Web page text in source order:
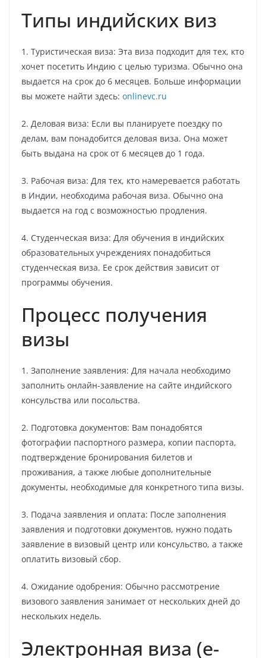
Типы индийских виз
1. Туристическая виза: Эта виза подходит для тех, кто
хочет посетить Индию с целью туризма. Обычно она
выдается на срок до 6 месяцев. Больше информации
вы можете найти здесь: onlinevc.ru
2. Деловая виза: Если вы планируете поездку по
делам, вам понадобится деловая виза. Она может
быть выдана на срок от 6 месяцев до 1 года.
3. Рабочая виза: Для тех, кто намеревается работать
в Индии, необходима рабочая виза. Обычно она
выдается на год с возможностью продления.
4. Студенческая виза: Для обучения в индийских
образовательных учреждениях понадобиться
студенческая виза. Ее срок действия зависит от
программы обучения.
Процесс получения
визы
1. Заполнение заявления: Для начала необходимо
заполнить онлайн-заявление на сайте индийского
консульства или посольства.
2. Подготовка документов: Вам понадобятся
фотографии паспортного размера, копии паспорта,
подтверждение бронирования билетов и
проживания, а также любые дополнительные
документы, необходимые для конкретного типа визы.
3. Подача заявления и оплата: После заполнения
заявления и подготовки документов, нужно подать
заявление в визовый центр или консульство, а также
оплатить визовый сбор.
4. Ожидание одобрения: Обычно рассмотрение
визового заявления занимает от нескольких дней до
нескольких недель.
Электронная виза (e-